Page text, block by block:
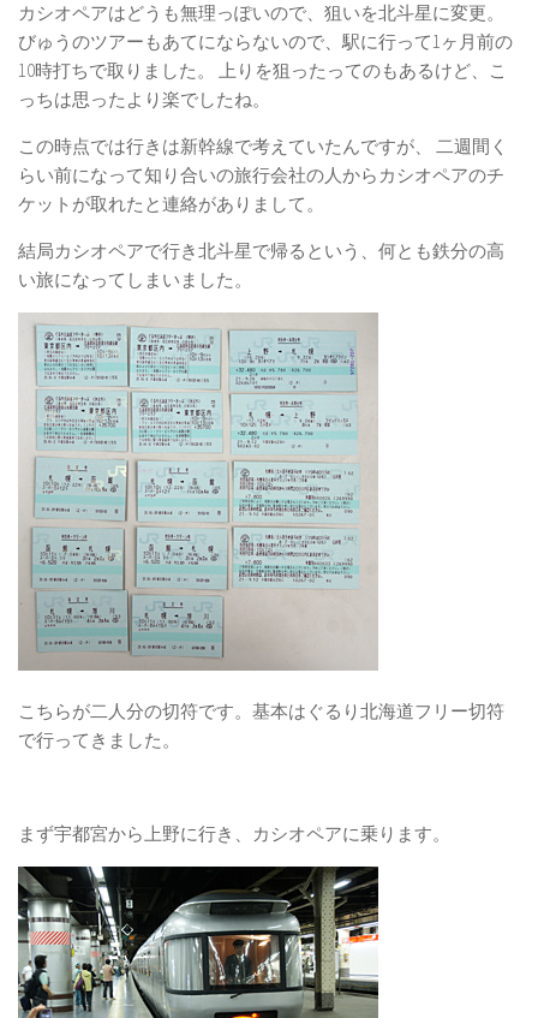
カシオペアはどうも無理っぽいので、狙いを北斗星に変更。
びゅうのツアーもあてにならないので、駅に行って1ヶ月前の
10時打ちで取りました。 上りを狙ったってのもあるけど、こ
っちは思ったより楽でしたね。
この時点では行きは新幹線で考えていたんですが、 二週間く
らい前になって知り合いの旅行会社の人からカシオペアのチ
ケットが取れたと連絡がありまして。
結局カシオペアで行き北斗星で帰るという、何とも鉄分の高
い旅になってしまいました。
こちらが二人分の切符です。基本はぐるり北海道フリー切符
で行ってきました。
まず宇都宮から上野に行き、カシオペアに乗ります。